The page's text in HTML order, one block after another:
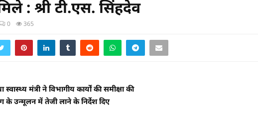
: श्री टी.एस. सिंहदेव
0 365
मंत्री ने विभागीय कार्यों की समीक्षा की
के उन्मूलन में तेजी लाने के निर्देश दिए